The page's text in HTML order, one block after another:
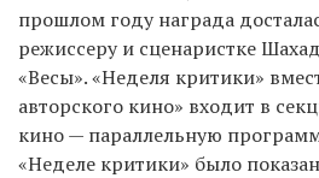
прошлом году награда
режиссеру и сценаристке
«Весы». «Неделя критики»
авторского кино» входит в
кино — параллельную
«Неделе критики» было